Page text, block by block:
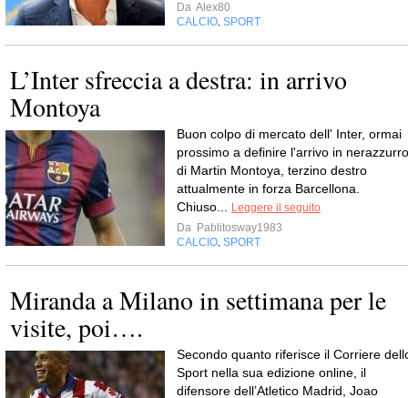
Da Alex80
CALCIO SPORT
L’Inter sfreccia a destra: in arrivo
Montoya
Buon colpo di mercato dell' Inter, ormai
prossimo a definire l'arrivo in nerazzurro
di Martin Montoya, terzino destro
attualmente in forza Barcellona.
Chiuso...
Leggere il seguito
Da Pablitosway1983
CALCIO SPORT
Miranda a Milano in settimana per le
visite, poi….
Secondo quanto riferisce il Corriere
Sport nella sua edizione online, il
difensore dell’Atletico Madrid, Joao